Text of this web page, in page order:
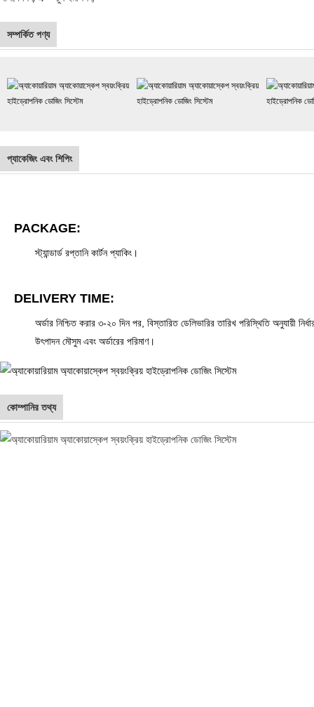
সম্পর্কিত পণ্য
প্যাকেজিং এবং শিপিং
PACKAGE:
স্ট্যান্ডার্ড রপ্তানি কার্টন প্যাকিং।
DELIVERY TIME:
অর্ডার নিশ্চিত করার ৩-২০ দিন পর, বিস্তারিত ডেলিভারির তারিখ পরিস্থিতি অনুযায়ী
উৎপাদন মৌসুম এবং অর্ডারের পরিমাণ।
কোম্পানির তথ্য